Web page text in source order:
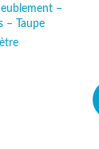
–
– Taupe
était :
prix actuel est :